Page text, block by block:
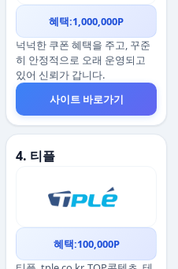
혜택:1,000,000P
넉넉한 쿠폰 혜택을 주고, 꾸준
히 안정적으로 오래 운영되고
있어 신뢰가 갑니다.
사이트 바로가기
4. 티플
혜택:100,000P